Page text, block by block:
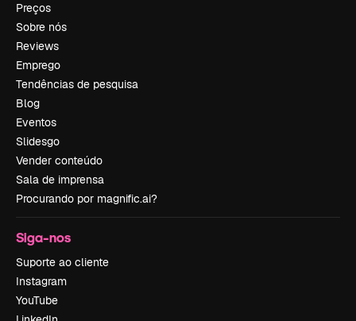
Preços
Sobre nós
Reviews
Emprego
Tendências de pesquisa
Blog
Eventos
Slidesgo
Vender conteúdo
Sala de imprensa
Procurando por magnific.ai?
Siga-nos
Suporte ao cliente
Instagram
YouTube